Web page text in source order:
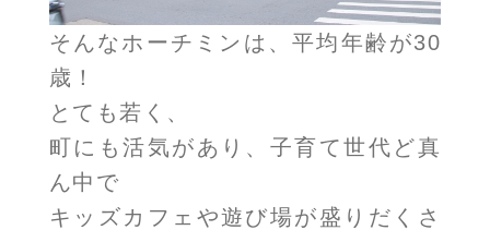
そんなホーチミンは、平均年齢が30
歳！
とても若く、
町にも活気があり、子育て世代ど真
ん中で
キッズカフェや遊び場が盛りだくさ